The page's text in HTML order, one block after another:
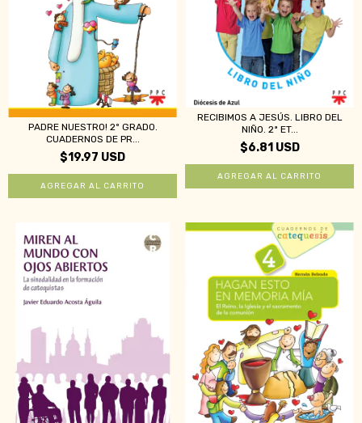
PADRE NUESTRO! 2º GRADO.
CUADERNOS DE PR...
$19.97 USD
RECIBIMOS A JESÚS. LIBRO DEL
NIÑO. 2ª ET...
$6.81 USD